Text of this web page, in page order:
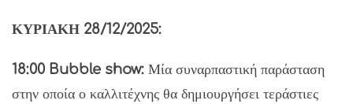
ΚΥΡΙΑΚΗ 28/12/2025:
18:00 Bubble show: Μία συναρπαστική παράσταση
στην οποία ο καλλιτέχνης θα δημιουργήσει τεράστιες